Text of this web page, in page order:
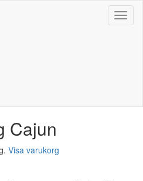
Cajun
Visa varukorg